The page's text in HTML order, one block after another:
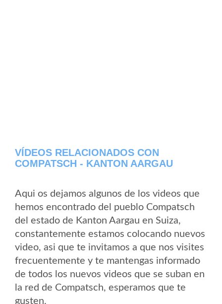
VÍDEOS RELACIONADOS CON
COMPATSCH - KANTON AARGAU
Aqui os dejamos algunos de los videos que
hemos encontrado del pueblo Compatsch
del estado de Kanton Aargau en Suiza,
constantemente estamos colocando nuevos
video, asi que te invitamos a que nos visites
frecuentemente y te mantengas informado
de todos los nuevos videos que se suban en
la red de Compatsch, esperamos que te
gusten.